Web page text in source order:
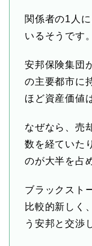
関係者の1人
いるそうです。
安邦保険集団
の主要都市に
ほど資産価値
なぜなら、売
数を経ていた
のが大半を占
ブラックスト
比較的新しく
う安邦と交渉